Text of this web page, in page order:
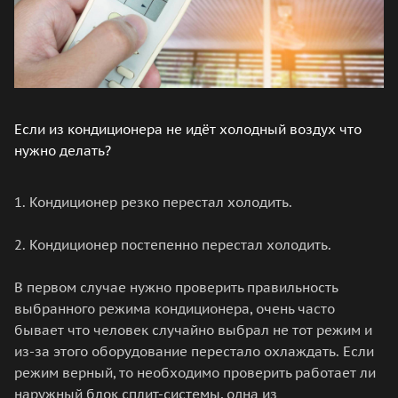
Если из кондиционера не идёт холодный воздух что
нужно делать?
1. Кондиционер резко перестал холодить.
2. Кондиционер постепенно перестал холодить.
В первом случае нужно проверить правильность
выбранного режима кондиционера, очень часто
бывает что человек случайно выбрал не тот режим и
из-за этого оборудование перестало охлаждать. Если
режим верный, то необходимо проверить работает ли
наружный блок сплит-системы, одна из